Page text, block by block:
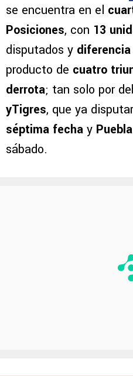
se encuentra en el
Posiciones, con 13
disputados y
producto de cuatro
derrota; tan solo por
yTigres, que ya
séptima fecha y Puebla
sábado.